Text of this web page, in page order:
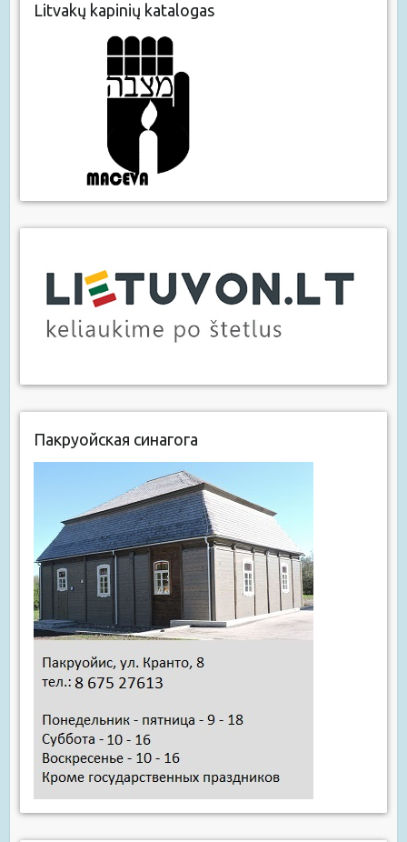
Litvakų kapinių katalogas
Пакруойская синагога